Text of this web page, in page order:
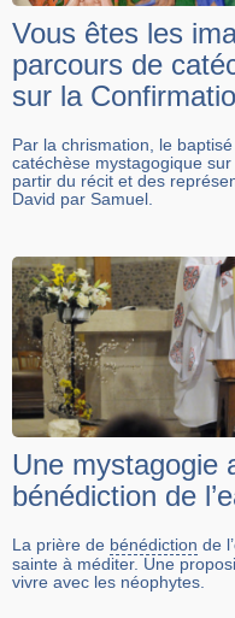
Vous êtes les
parcours de
sur la
Par la chrismation, le
catéchèse mystagogique
partir du récit et des
David par Samuel.
Une mystagogie
bénédiction de
La prière de bénédiction de
sainte à méditer. Une
vivre avec les néophytes.